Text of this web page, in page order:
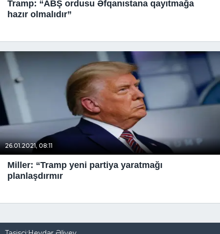
Tramp: “ABŞ ordusu Əfqanıstana qayıtmağa
hazır olmalıdır”
26.01.2021, 08:11
Miller: “Tramp yeni partiya yaratmağı
planlaşdırmır